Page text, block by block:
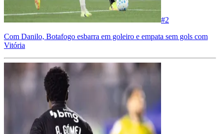
#2
Com Danilo, Botafogo esbarra em goleiro e empata sem gols com
Vitória